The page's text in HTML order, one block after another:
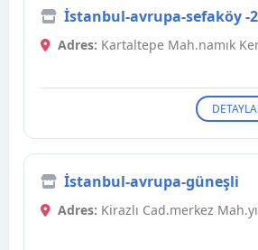
İstanbul-avrupa-sefaköy -2
Adres: Kartaltepe Mah.namık
İstanbul-avrupa-güneşli
Adres: Kirazlı Cad.merkez